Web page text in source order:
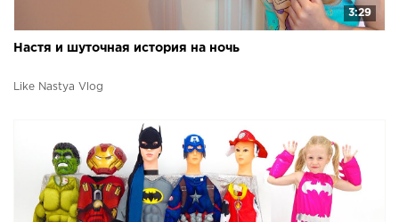
3:29
Настя и шуточная история на ночь
Like Nastya Vlog